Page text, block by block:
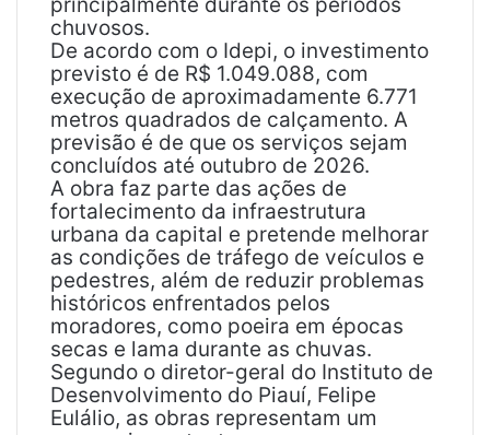
chuvosos.
De acordo com o Idepi, o investimento
previsto é de R$ 1.049.088, com
execução de aproximadamente 6.771
metros quadrados de calçamento. A
previsão é de que os serviços sejam
concluídos até outubro de 2026.
A obra faz parte das ações de
fortalecimento da infraestrutura
urbana da capital e pretende melhorar
as condições de tráfego de veículos e
pedestres, além de reduzir problemas
históricos enfrentados pelos
moradores, como poeira em épocas
secas e lama durante as chuvas.
Segundo o diretor-geral do Instituto de
Desenvolvimento do Piauí, Felipe
Eulálio, as obras representam um